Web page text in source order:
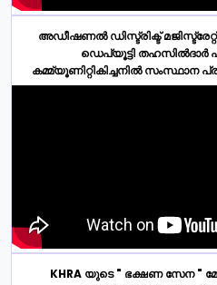
അഡീഷണൽ ഡിസ്ട്രിക്ട്
ഡെപ്യൂട്ടി തഹസിൽദാർ
കമ്മ്യൂണിറ്റികിച്ചനിൽ സംസ്ഥാന
KHRA യുടെ " ഭക്ഷണ സേന "